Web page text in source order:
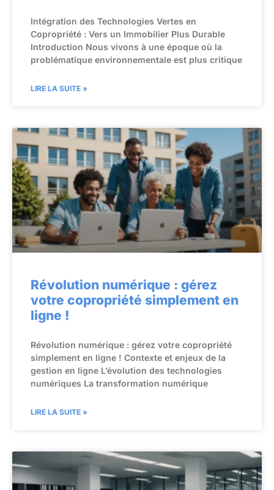
Intégration des Technologies Vertes en
Copropriété : Vers un Immobilier Plus Durable
Introduction Nous vivons à une époque où la
problématique environnementale est plus critique
LIRE LA SUITE »
Révolution numérique : gérez
votre copropriété simplement en
ligne !
Révolution numérique : gérez votre copropriété
simplement en ligne ! Contexte et enjeux de la
gestion en ligne L’évolution des technologies
numériques La transformation numérique
LIRE LA SUITE »